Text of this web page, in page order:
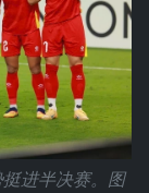
挺进半决赛。图